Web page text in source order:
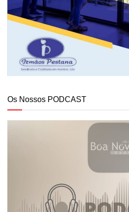
Os Nossos PODCAST